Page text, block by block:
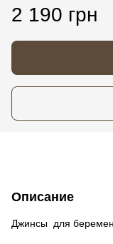
2 190 грн
Описание
Джинсы для